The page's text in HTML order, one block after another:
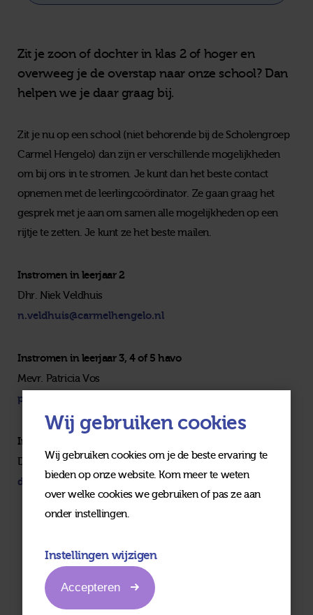
Zit je zoon of dochter in klas 2 of hoger en
overweeg je de overstap naar onze school? Dan
helpen we je daar graag bij.
Zit je nu op een school (niet behorende bij de Scholengroep
Carmel Hengelo) dan zijn er verschillende mogelijkheden
om bij ons in te stromen. Je kunt dan het beste contact
opnemen met de leerlingcoördinator. Ze gaan graag het
gesprek met je aan om samen alle mogelijkheden op een
rijtje te zetten. Je kunt ze het beste mailen.
Instromen in leerjaar 2
Dhr. Niek Veldhuis
n.veldhuis@carmelhengelo.nl
Instromen in leerjaar 3, 4 of 5 havo
Mevr. Patricia Vos
p.vos@carmelhengelo.nl
Instromen in leerjaar 3, 4, 5 of 6 vwo
Dhr. Detlef Duwe
d.duwe@carmelhengelo.nl
Wij gebruiken cookies
Wij gebruiken cookies om je de beste ervaring te
bieden op onze website. Kom meer te weten
over welke cookies we gebruiken of pas ze aan
onder instellingen.
Instellingen wijzigen
Accepteren